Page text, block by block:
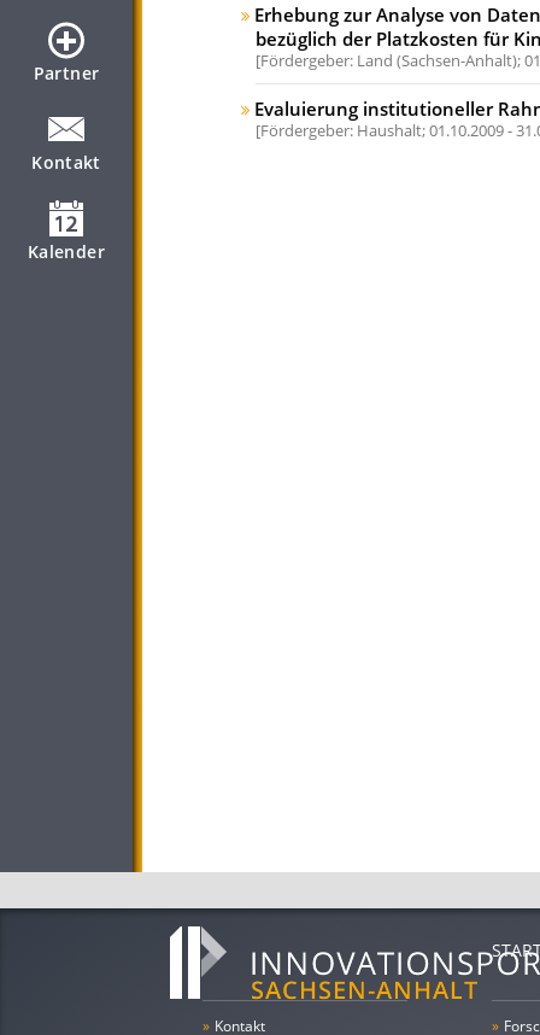
Partner
Kontakt
Kalender
Erhebung zur Analyse von
bezüglich der Platzkosten für
Fördergeber: Land (Sachsen-Anhalt);
Evaluierung institutioneller
Fördergeber: Haushalt;01.10.2009 -
» Kontakt
»